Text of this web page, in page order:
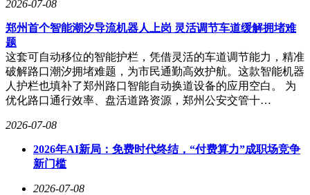
2026-07-08
郑州首个智能潮汐导流机器人上岗 灵活调节车道缓解拥堵难
题
这套可自动移位的智能护栏，凭借灵活的车道调节能力，精准
破解路口潮汐拥堵难题，为市民通勤高效护航。这款智能机器
人护栏也填补了郑州路口智能自动换道设备的应用空白。 为
优化路口通行效率、盘活道路资源，郑州公安交管十…
2026-07-08
2026年AI新局：免费时代终结，“付费算力”成职场竞争
新门槛
2026-07-08